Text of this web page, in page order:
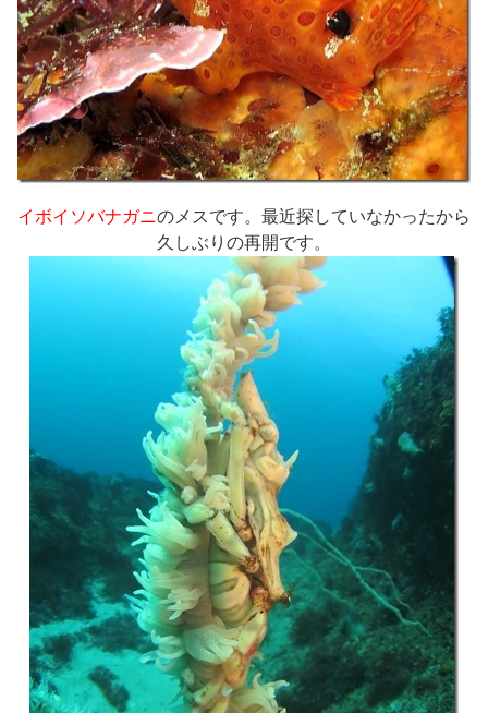
イボイソバナガニのメスです。最近探していなかったから
久しぶりの再開です。